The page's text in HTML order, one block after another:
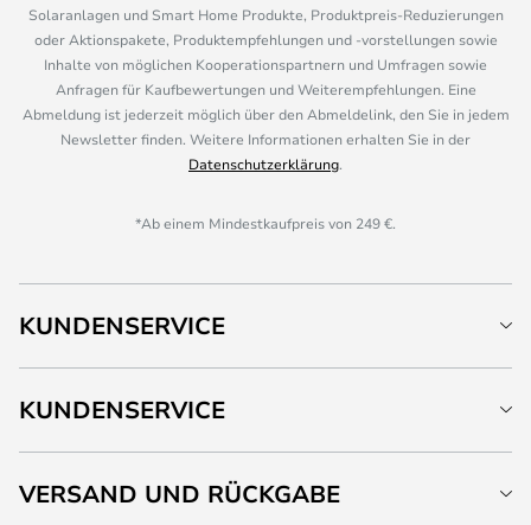
Solaranlagen und Smart Home Produkte, Produktpreis-Reduzierungen
oder Aktionspakete, Produktempfehlungen und -vorstellungen sowie
Inhalte von möglichen Kooperationspartnern und Umfragen sowie
Anfragen für Kaufbewertungen und Weiterempfehlungen. Eine
Abmeldung ist jederzeit möglich über den Abmeldelink, den Sie in jedem
Newsletter finden. Weitere Informationen erhalten Sie in der
Datenschutzerklärung.
*Ab einem Mindestkaufpreis von 249 €.
KUNDENSERVICE
KUNDENSERVICE
VERSAND UND RÜCKGABE